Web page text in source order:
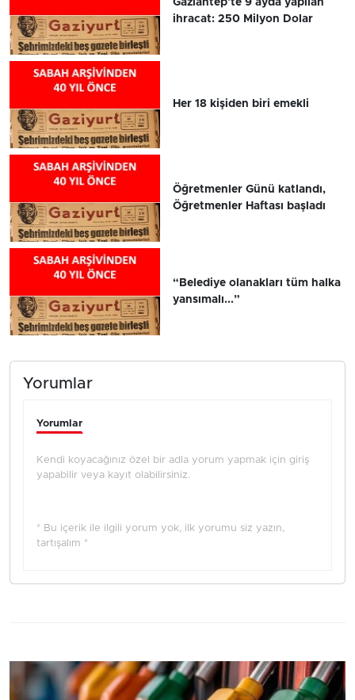
Gaziantep’te 9 ayda yapılan
ihracat: 250 Milyon Dolar
Her 18 kişiden biri emekli
Öğretmenler Günü katlandı,
Öğretmenler Haftası başladı
“Belediye olanakları tüm halka
yansımalı...”
Yorumlar
Yorumlar
Kendi koyacağınız özel bir adla yorum yapmak için giriş
yapabilir veya kayıt olabilirsiniz.
* Bu içerik ile ilgili yorum yok, ilk yorumu siz yazın,
tartışalım *